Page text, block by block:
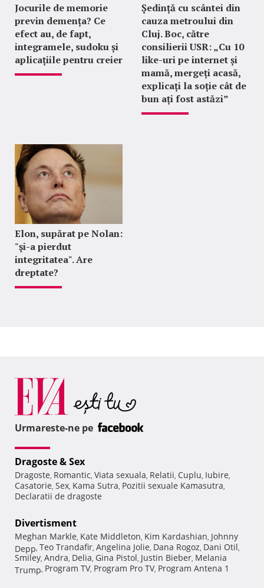
Jocurile de memorie
previn demența? Ce
efect au, de fapt,
integramele, sudoku și
aplicațiile pentru creier
Ședință cu scântei din
cauza metroului din
Cluj. Boc, către
consilierii USR: „Cu 10
like-uri pe internet și
mamă, mergeți acasă,
explicați la soție cât de
bun ați fost astăzi”
Elon, supărat pe Nolan:
"şi-a pierdut
integritatea". Are
dreptate?
Urmareste-ne pe
Dragoste & Sex
Dragoste, Romantic, Viata sexuala, Relatii, Cuplu, Iubire,
Casatorie, Sex, Kama Sutra, Pozitii sexuale Kamasutra,
Declaratii de dragoste
Divertisment
Meghan Markle, Kate Middleton, Kim Kardashian, Johnny
Depp, Teo Trandafir, Angelina Jolie, Dana Rogoz, Dani Otil,
Smiley, Andra, Delia, Gina Pistol, Justin Bieber, Melania
Trump, Program TV, Program Pro TV, Program Antena 1